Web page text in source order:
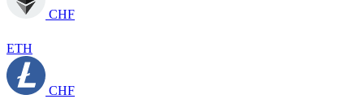
CHF
ETH
CHF